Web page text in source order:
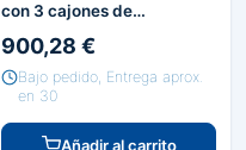
con 3 cajones de
900,28 €
Bajo pedido, Entrega aprox.
en 30
Añadir al carrito